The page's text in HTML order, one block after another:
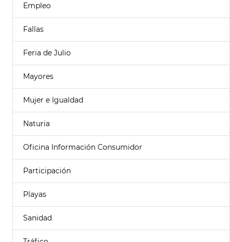
Empleo
Fallas
Feria de Julio
Mayores
Mujer e Igualdad
Naturia
Oficina Información Consumidor
Participación
Playas
Sanidad